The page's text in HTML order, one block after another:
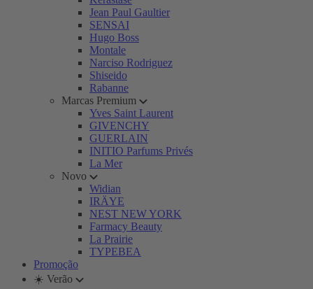
Jean Paul Gaultier
SENSAI
Hugo Boss
Montale
Narciso Rodriguez
Shiseido
Rabanne
Marcas Premium
Yves Saint Laurent
GIVENCHY
GUERLAIN
INITIO Parfums Privés
La Mer
Novo
Widian
IRÄYE
NEST NEW YORK
Farmacy Beauty
La Prairie
TYPEBEA
Promoção
☀️ Verão